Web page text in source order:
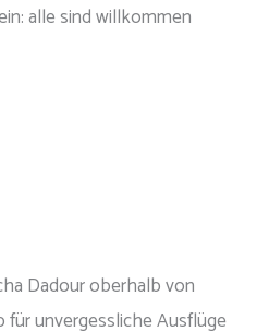
alle sind willkommen
Dadour oberhalb von
für unvergessliche Ausflüge